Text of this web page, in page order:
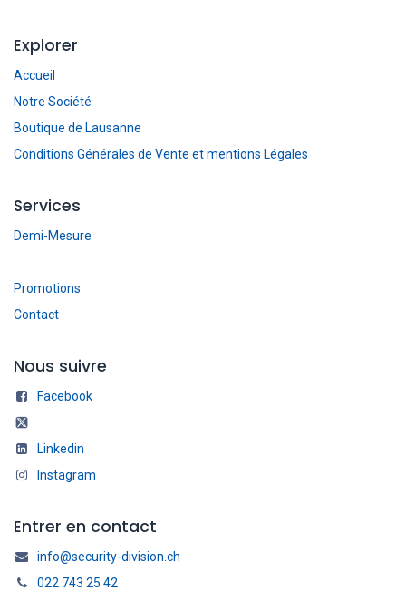
Explorer
Accueil
Notre Société
Boutique de Lausanne
Conditions Générales de Vente et mentions Légales
Services
Demi-Mesure
Promotions
Contact
Nous suivre
Facebook
Linkedin
Instagram
Entrer en contact
info@security-division.ch
022 743 25 42